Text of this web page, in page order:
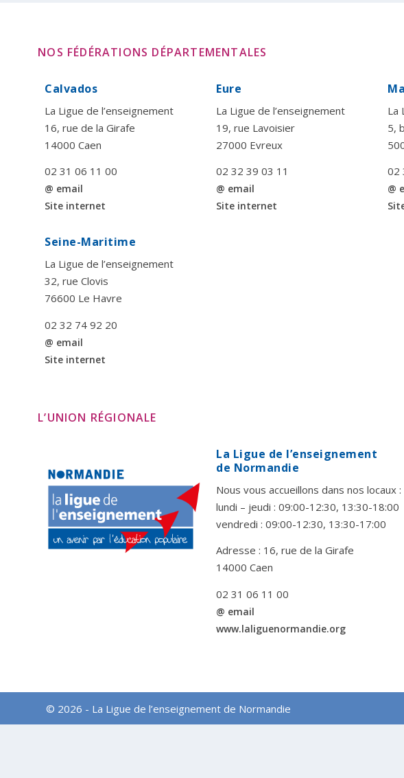
NOS FÉDÉRATIONS DÉPARTEMENTALES
Calvados
La Ligue de l’enseignement
16, rue de la Girafe
14000 Caen
02 31 06 11 00
@ email
Site internet
Eure
La Ligue de l’enseignement
19, rue Lavoisier
27000 Evreux
02 32 39 03 11
@ email
Site internet
La
5,
02
@
Seine-Maritime
La Ligue de l’enseignement
32, rue Clovis
76600 Le Havre
02 32 74 92 20
@ email
Site internet
L’UNION RÉGIONALE
La Ligue de l’enseignement
de Normandie
Nous vous accueillons dans nos locaux :
lundi – jeudi : 09:00-12:30, 13:30-18:00
vendredi : 09:00-12:30, 13:30-17:00
Adresse : 16, rue de la Girafe
14000 Caen
02 31 06 11 00
@ email
www.laliguenormandie.org
© 2026 - La Ligue de l’enseignement de Normandie